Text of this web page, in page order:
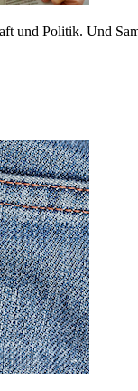
und Politik. Und